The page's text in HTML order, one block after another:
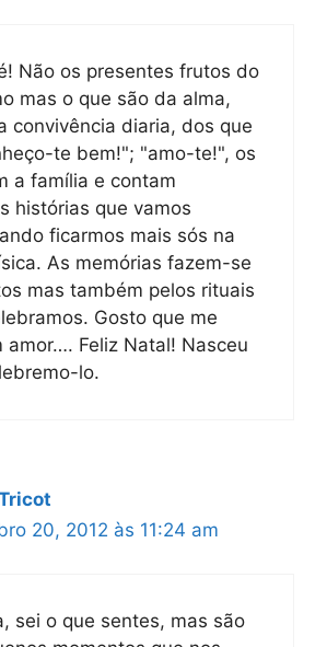
Não os presentes frutos do
mas o que são da alma,
convivência diaria, dos que
te bem!"; "amo-te!", os
a família e contam
histórias que vamos
ficarmos mais sós na
As memórias fazem-se
mas também pelos rituais
Gosto que me
amor…. Feliz Natal! Nasceu
lo.
20, 2012 às 11:24 am
sei o que sentes, mas são